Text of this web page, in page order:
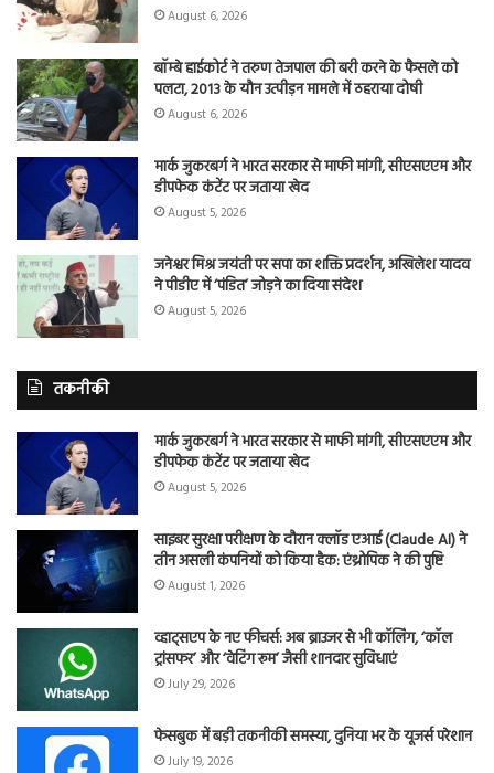
August 6, 2026
बॉम्बे हाईकोर्ट ने तरुण तेजपाल की बरी करने के फैसले को
पलटा, 2013 के यौन उत्पीड़न मामले में ठहराया दोषी
August 6, 2026
मार्क जुकरबर्ग ने भारत सरकार से माफी मांगी, सीएसएएम और
डीपफेक कंटेंट पर जताया खेद
August 5, 2026
जनेश्वर मिश्र जयंती पर सपा का शक्ति प्रदर्शन, अखिलेश यादव
ने पीडीए में ‘पंडित’ जोड़ने का दिया संदेश
August 5, 2026
तकनीकी
मार्क जुकरबर्ग ने भारत सरकार से माफी मांगी, सीएसएएम और
डीपफेक कंटेंट पर जताया खेद
August 5, 2026
साइबर सुरक्षा परीक्षण के दौरान क्लॉड एआई (Claude AI) ने
तीन असली कंपनियों को किया हैक: एंथ्रोपिक ने की पुष्टि
August 1, 2026
व्हाट्सएप के नए फीचर्स: अब ब्राउजर से भी कॉलिंग, ‘कॉल
ट्रांसफर’ और ‘वेटिंग रूम’ जैसी शानदार सुविधाएं
July 29, 2026
फेसबुक में बड़ी तकनीकी समस्या, दुनिया भर के यूजर्स परेशान
July 19, 2026